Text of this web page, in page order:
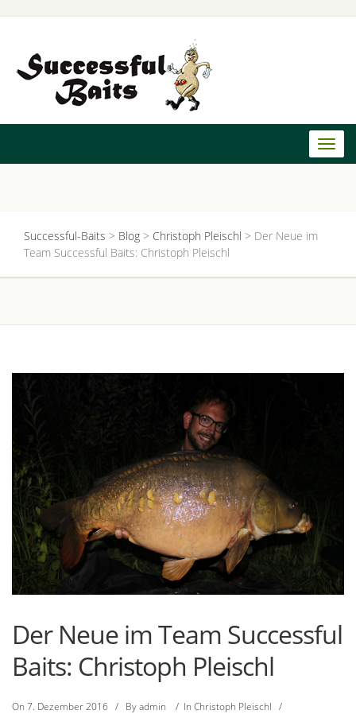
Successful-Baits > Blog > Christoph Pleischl > Der Neue im
Team Successful Baits: Christoph Pleischl
Der Neue im Team Successful
Baits: Christoph Pleischl
On 7. Dezember 2016 / Byadmin / In Christoph Pleischl /